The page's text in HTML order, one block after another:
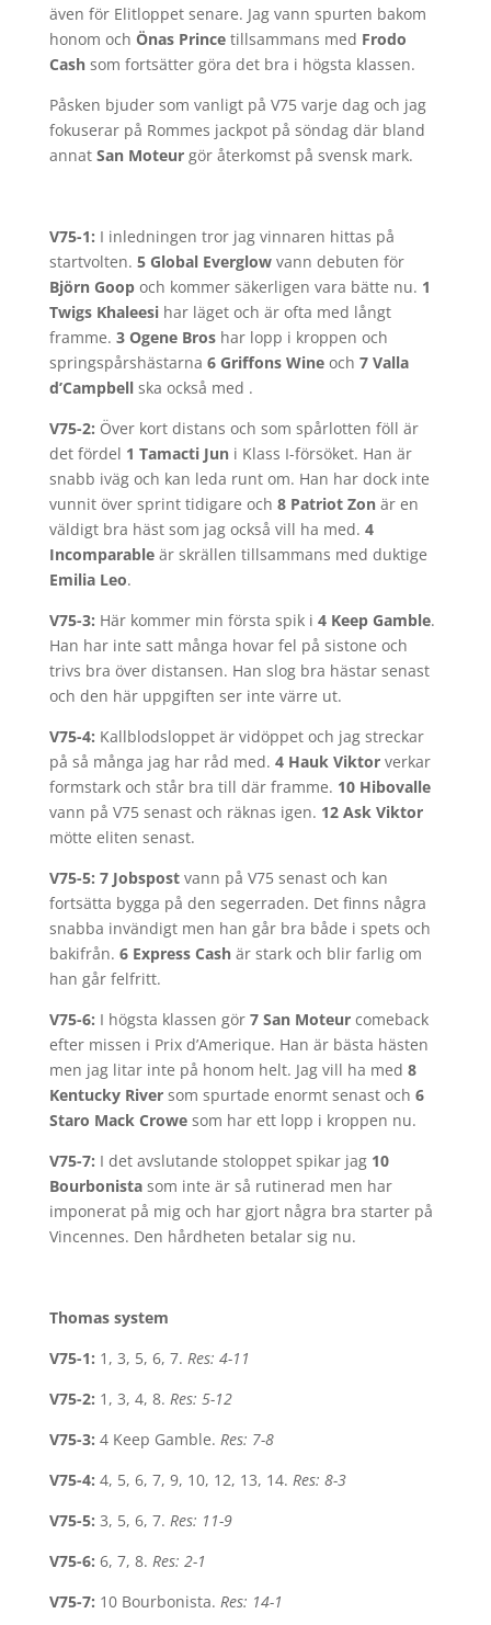
även för Elitloppet senare. Jag vann spurten bakom
honom och Önas Prince tillsammans med Frodo
Cash som fortsätter göra det bra i högsta klassen.
Påsken bjuder som vanligt på V75 varje dag och jag
fokuserar på Rommes jackpot på söndag där bland
annat San Moteur gör återkomst på svensk mark.
V75-1: I inledningen tror jag vinnaren hittas på
startvolten. 5 Global Everglow vann debuten för
Björn Goopoch kommer säkerligen vara bätte nu. 1
Twigs Khaleesihar läget och är ofta med långt
framme. 3 Ogene Broshar lopp i kroppen och
springspårshästarna 6 Griffons Wine och 7 Valla
d’Campbell ska också med .
V75-2: Över kort distans och som spårlotten föll är
det fördel 1 Tamacti Juni Klass I-försöket. Han är
snabb iväg och kan leda runt om. Han har dock inte
vunnit över sprint tidigare och 8 Patriot Zon är en
väldigt bra häst som jag också vill ha med. 4
Incomparableär skrällen tillsammans med duktige
Emilia Leo.
V75-3: Här kommer min första spik i 4 Keep Gamble.
Han har inte satt många hovar fel på sistone och
trivs bra över distansen. Han slog bra hästar senast
och den här uppgiften ser inte värre ut.
V75-4: Kallblodsloppet är vidöppet och jag streckar
på så många jag har råd med. 4 Hauk Viktorverkar
formstark och står bra till där framme. 10 Hibovalle
vann på V75 senast och räknas igen. 12 Ask Viktor
mötte eliten senast.
V75-5: 7 Jobspostvann på V75 senast och kan
fortsätta bygga på den segerraden. Det finns några
snabba invändigt men han går bra både i spets och
bakifrån. 6 Express Cashär stark och blir farlig om
han går felfritt.
V75-6: I högsta klassen gör 7 San Moteur comeback
efter missen i Prix d’Amerique. Han är bästa hästen
men jag litar inte på honom helt. Jag vill ha med 8
Kentucky River som spurtade enormt senast och 6
Staro Mack Crowesom har ett lopp i kroppen nu.
V75-7: I det avslutande stoloppet spikar jag 10
Bourbonistasom inte är så rutinerad men har
imponerat på mig och har gjort några bra starter på
Vincennes. Den hårdheten betalar sig nu.
Thomas system
V75-1: 1, 3, 5, 6, 7. Res: 4-11
V75-2: 1, 3, 4, 8. Res: 5-12
V75-3: 4 Keep Gamble. Res: 7-8
V75-4: 4, 5, 6, 7, 9, 10, 12, 13, 14. Res: 8-3
V75-5: 3, 5, 6, 7. Res: 11-9
V75-6: 6, 7, 8. Res: 2-1
V75-7: 10 Bourbonista. Res: 14-1